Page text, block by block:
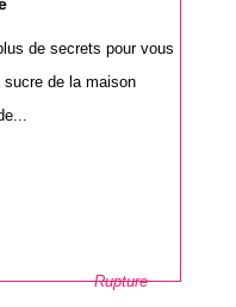
de secrets pour vous
de la maison
Rupture